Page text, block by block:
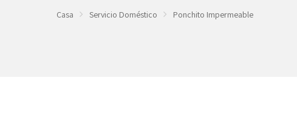
Casa Servicio Doméstico Ponchito Impermeable